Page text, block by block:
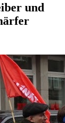
und